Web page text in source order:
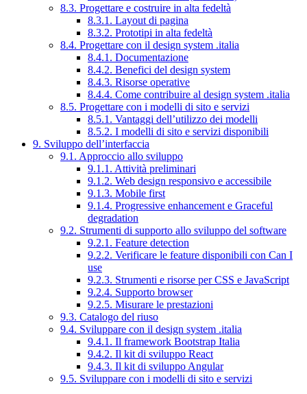
8.3. Progettare e costruire in alta fedeltà
8.3.1. Layout di pagina
8.3.2. Prototipi in alta fedeltà
8.4. Progettare con il design system .italia
8.4.1. Documentazione
8.4.2. Benefici del design system
8.4.3. Risorse operative
8.4.4. Come contribuire al design system .italia
8.5. Progettare con i modelli di sito e servizi
8.5.1. Vantaggi dell’utilizzo dei modelli
8.5.2. I modelli di sito e servizi disponibili
9. Sviluppo dell’interfaccia
9.1. Approccio allo sviluppo
9.1.1. Attività preliminari
9.1.2. Web design responsivo e accessibile
9.1.3. Mobile first
9.1.4. Progressive enhancement e Graceful
degradation
9.2. Strumenti di supporto allo sviluppo del software
9.2.1. Feature detection
9.2.2. Verificare le feature disponibili con Can I
use
9.2.3. Strumenti e risorse per CSS e JavaScript
9.2.4. Supporto browser
9.2.5. Misurare le prestazioni
9.3. Catalogo del riuso
9.4. Sviluppare con il design system .italia
9.4.1. Il framework Bootstrap Italia
9.4.2. Il kit di sviluppo React
9.4.3. Il kit di sviluppo Angular
9.5. Sviluppare con i modelli di sito e servizi